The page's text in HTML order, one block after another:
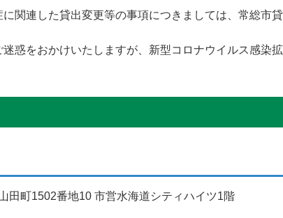
関連した貸出変更等の事項につきましては、常総市
惑をおかけいたしますが、新型コロナウイルス感染
田町1502番地10 市営水海道シティハイツ1階